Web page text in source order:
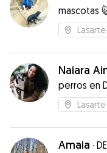
mascotas
Naiara
perros en
Amaia ·